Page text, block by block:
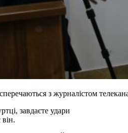
сперечаються з журналістом
завдаєте удари